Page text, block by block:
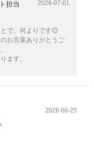
担当 2026-07-01
で、何よりです😊
お言葉ありがとうご
ます。
2026-06-25